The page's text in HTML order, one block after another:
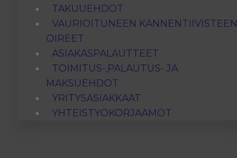
TAKUUEHDOT
VAURIOITUNEEN KANNENTIIVISTEEN
OIREET
ASIAKASPALAUTTEET
TOIMITUS-,PALAUTUS- JA
MAKSUEHDOT
YRITYSASIAKKAAT
YHTEISTYÖKORJAAMOT